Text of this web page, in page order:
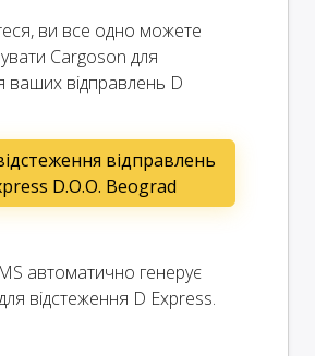
ви все одно можете
Cargoson для
ваших відправлень D
відправлень
D.O.O. Beograd
автоматично генерує
відстеження D Express.